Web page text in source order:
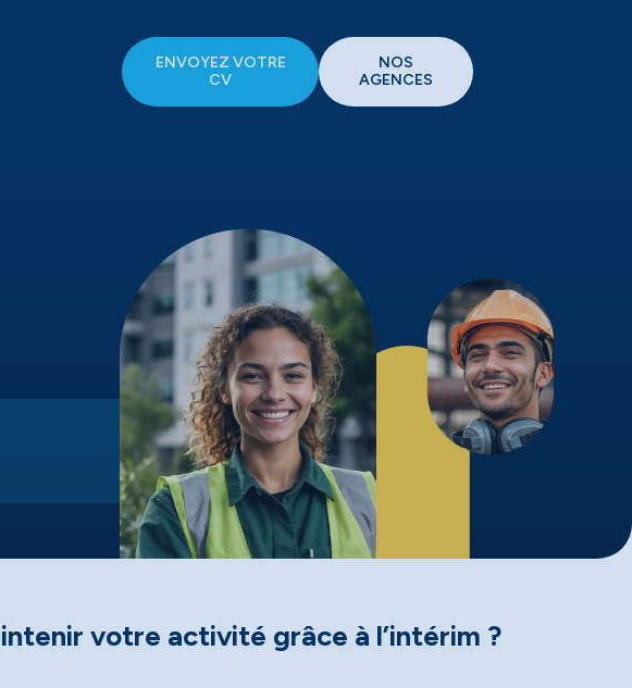
ENVOYEZ VOTRE
CV
NOS
AGENCES
votre activité grâce à l’intérim ?